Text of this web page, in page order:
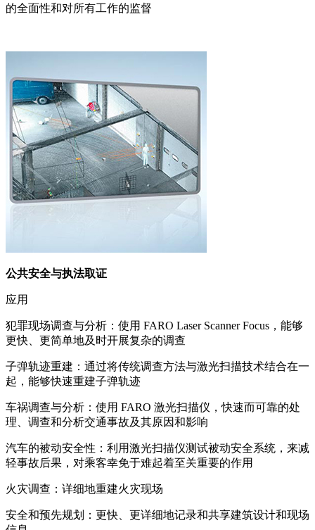
的全面性和对所有工作的监督
公共安全与执法取证
应用
犯罪现场调查与分析：使用 FARO Laser Scanner Focus，能够
更快、更简单地及时开展复杂的调查
子弹轨迹重建：通过将传统调查方法与激光扫描技术结合在一
起，能够快速重建子弹轨迹
车祸调查与分析：使用 FARO 激光扫描仪，快速而可靠的处
理、调查和分析交通事故及其原因和影响
汽车的被动安全性：利用激光扫描仪测试被动安全系统，来减
轻事故后果，对乘客幸免于难起着至关重要的作用
火灾调查：详细地重建火灾现场
安全和预先规划：更快、更详细地记录和共享建筑设计和现场